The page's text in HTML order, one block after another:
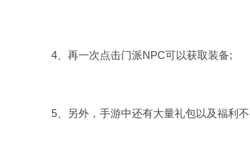
4、再一次点击门派NPC可以获取装备;
5、另外，手游中还有大量礼包以及福利不